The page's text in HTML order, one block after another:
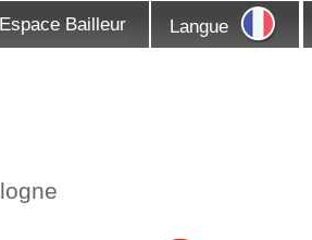
Langue
Espace Bailleur